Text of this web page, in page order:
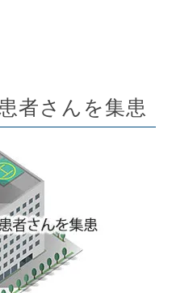
者さんを集患